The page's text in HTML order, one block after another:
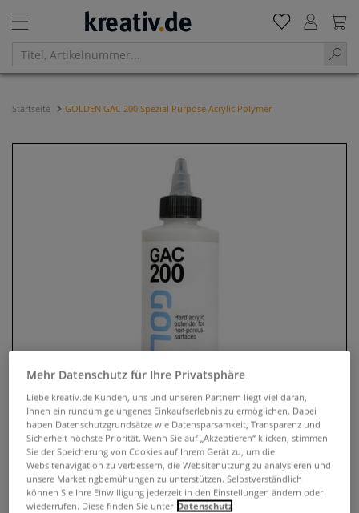
Startseite GOLDEN GAC 200 Spezial Purpose Acrylic Polymer
Mehr Datenschutz für Ihre Privatsphäre
Liebe kreativ.de Kunden, uns und unseren Partnern liegt viel daran,
Ihnen ein rundum gelungenes Einkaufserlebnis zu ermöglichen. Dabei
haben Datenschutzgrundsätze wie Datensparsamkeit, Transparenz und
Sicherheit höchste Priorität. Wenn Sie auf „Akzeptieren“ klicken, stimmen
Sie der Speicherung von Cookies auf Ihrem Gerät zu, um die
Websitenavigation zu verbessern, die Websitenutzung zu analysieren und
unsere Marketingbemühungen zu unterstützen. Selbstverständlich
können Sie Ihre Einwilligung jederzeit in den Einstellungen ändern oder
wiederrufen. Diese finden Sie unter Datenschutz